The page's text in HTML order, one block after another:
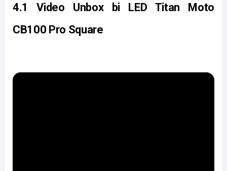
4.1 Video Unbox bi LED Titan Moto
CB100 Pro Square